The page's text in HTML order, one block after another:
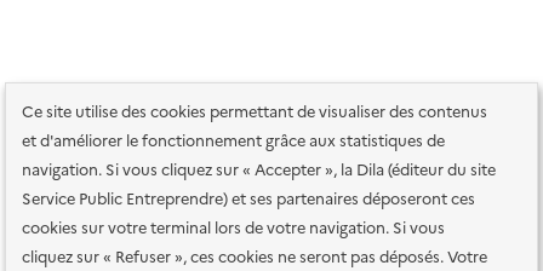
Ce site utilise des cookies permettant de visualiser des contenus
et d'améliorer le fonctionnement grâce aux statistiques de
navigation. Si vous cliquez sur « Accepter », la Dila (éditeur du site
Service Public Entreprendre) et ses partenaires déposeront ces
cookies sur votre terminal lors de votre navigation. Si vous
cliquez sur « Refuser », ces cookies ne seront pas déposés. Votre
Plan du site Accessibilité : totalement conforme
Accessibilité des
services en ligne
Mentions légales Données personnelles et sécurité